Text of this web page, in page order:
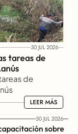
30 JUL 2026
tareas de
de
LEER MÁS
LEER MÁS
30 JUL 2026
sobre